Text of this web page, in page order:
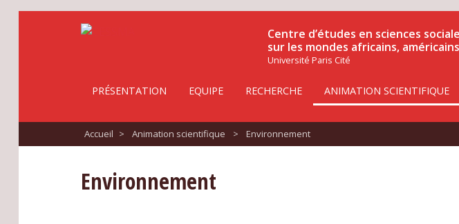
Centre d’études en sciences
sur les mondes africains,
Université Paris Cité
PRÉSENTATION EQUIPE RECHERCHE ANIMATION SCIENTIFIQUE
Accueil > Animation scientifique > Environnement
Environnement